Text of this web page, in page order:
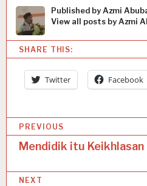
Published by Azmi
View all posts by Azmi
SHARE THIS:
Twitter Facebook
o
s
PREVIOUS
Mendidik itu Keikhlasan
NEXT